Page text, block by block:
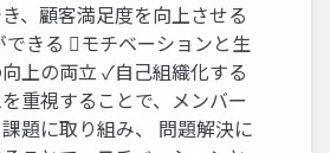
、顧客満足度を向上させる
できる モチベーションと生
上の両立 ✓自己組織化する
重視することで、メンバー
題に取り組み、 問題解決に